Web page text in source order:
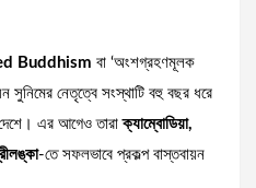
Buddhism বা ‘অংশগ্রহণমূলক
সুনিমের নেতৃত্বে সংস্থাটি বহু বছর ধরে
এর আগেও তারাক্যাম্বোডিয়া,
-তে সফলভাবে প্রকল্প বাস্তবায়ন